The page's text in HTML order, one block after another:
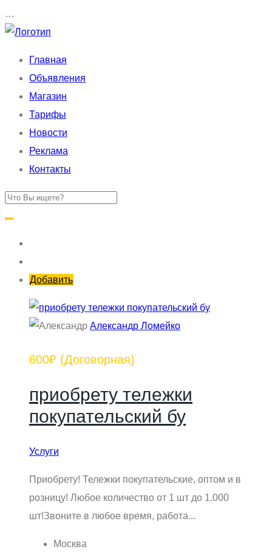
…
Главная
Объявления
Магазин
Тарифы
Новости
Реклама
Контакты
Добавить
Александр Ломейко
600₽ (Договорная)
приобрету тележки
покупательский бу
Услуги
Приобрету! Тележки покупательские, оптом и в
розницу! Любое количество от 1 шт до 1.000
шт!Звоните в любое время, работа...
Москва